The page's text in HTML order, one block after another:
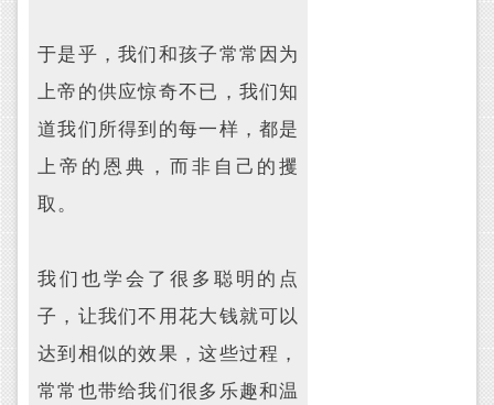
于是乎，我们和孩子常常因为
上帝的供应惊奇不已，我们知
道我们所得到的每一样，都是
上帝的恩典，而非自己的攫
取。
我们也学会了很多聪明的点
子，让我们不用花大钱就可以
达到相似的效果，这些过程，
常常也带给我们很多乐趣和温